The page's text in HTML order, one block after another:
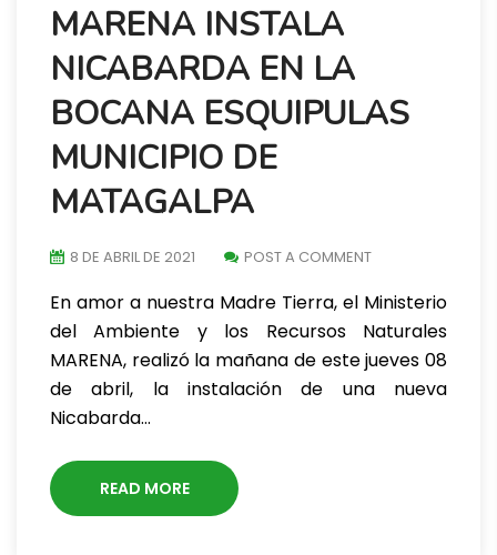
MARENA INSTALA
NICABARDA EN LA
BOCANA ESQUIPULAS
MUNICIPIO DE
MATAGALPA
8 DE ABRIL DE 2021 POST A COMMENT
En amor a nuestra Madre Tierra, el Ministerio
del Ambiente y los Recursos Naturales
MARENA, realizó la mañana de este jueves 08
de abril, la instalación de una nueva
Nicabarda…
READ MORE